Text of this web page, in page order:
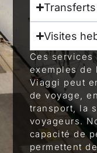
Visites
Ces services
exemples de
Viaggi peut
de voyage,
transport, la
voyageurs.
capacité de
permettent